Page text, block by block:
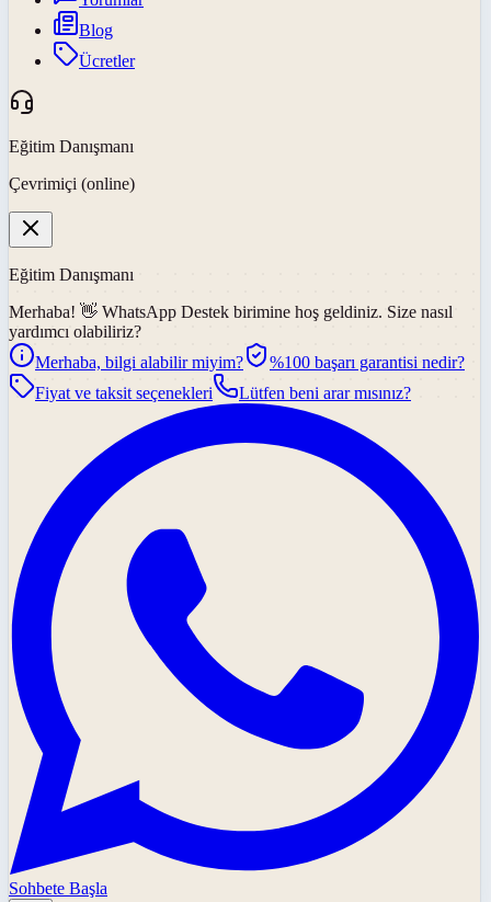
Blog
Ücretler
Eğitim Danışmanı
Çevrimiçi (online)
Eğitim Danışmanı
Merhaba! 👋 WhatsApp Destek birimine hoş geldiniz. Size nasıl
yardımcı olabiliriz?
Merhaba, bilgi alabilir miyim?
%100 başarı garantisi nedir?
Fiyat ve taksit seçenekleri
Lütfen beni arar mısınız?
Sohbete Başla